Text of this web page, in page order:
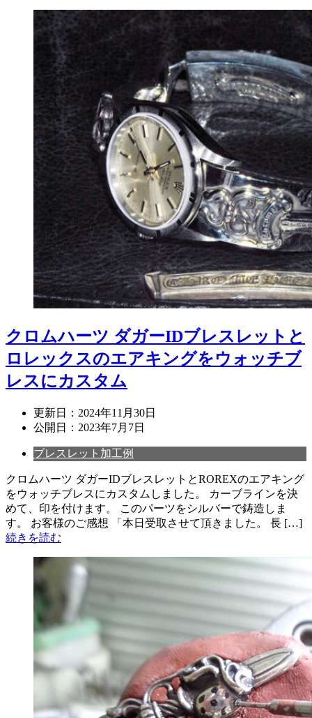
クロムハーツ ダガーIDブレスレットと
ロレックスのエアキングをウォッチブ
レスにカスタム
更新日： 2024年11月30日
公開日： 2023年7月7日
ブレスレット加工例
クロムハーツ ダガーIDブレスレットとROREXのエアキング
をウォッチブレスにカスタムしました。 カーブラインを決
めて、印を付けます。 このパーツをシルバーで鋳造しま
す。 お客様のご感想 「本日受取させて頂きました。 長 […]
続きを読む